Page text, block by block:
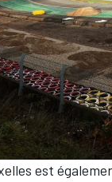
est